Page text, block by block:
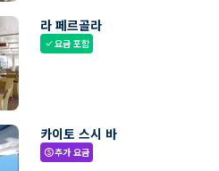
라 페르골라
check요금 포함
카이토 스시 바
paid추가 요금